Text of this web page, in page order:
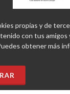
reservados.
propias y de
con tus amigos
obtener más